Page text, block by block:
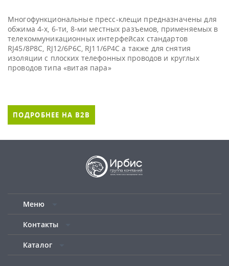
Многофункциональные пресс-клещи предназначены для
обжима 4-х, 6-ти, 8-ми местных разъемов, применяемых в
телекоммуникационных интерфейсах стандартов
RJ45/8P8C, RJ12/6P6C, RJ11/6P4C а также для снятия
изоляции с плоских телефонных проводов и круглых
проводов типа «витая пара»
ПОДРОБНЕЕ НА B2B
Меню
Контакты
Каталог